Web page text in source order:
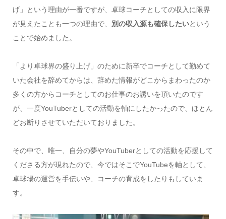
げ」という理由が一番ですが、卓球コーチとしての収入に限界
が見えたことも一つの理由で、 別の収入源も確保したいという
ことで始めました。
「より卓球界の盛り上げ」のために新卒でコーチとして勤めて
いた会社を辞めてからは、辞めた情報がどこからまわったのか
多くの方からコーチとしてのお仕事のお誘いを頂いたのです
が、一度YouTuberとしての活動を軸にしたかったので、ほとん
どお断りさせていただいておりました。
その中で、唯一、自分の夢やYouTuberとしての活動を応援して
くださる方が現れたので、今ではそこでYouTubeを軸として、
卓球場の運営を手伝いや、コーチの育成をしたりもしていま
す。